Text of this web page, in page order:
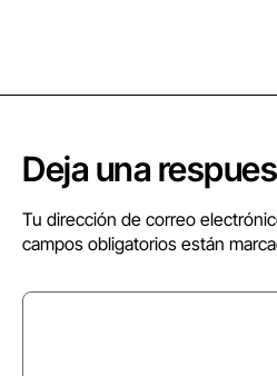
Deja una
Tu dirección de correo
campos obligatorios están